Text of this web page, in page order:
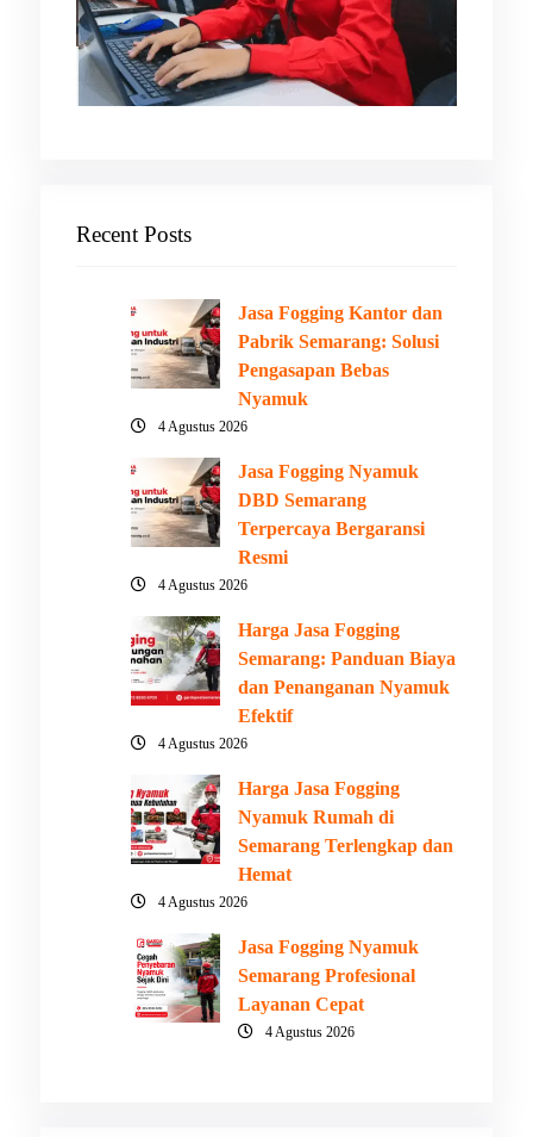
Recent Posts
Jasa Fogging Kantor dan
Pabrik Semarang: Solusi
Pengasapan Bebas
Nyamuk
4 Agustus 2026
Jasa Fogging Nyamuk
DBD Semarang
Terpercaya Bergaransi
Resmi
4 Agustus 2026
Harga Jasa Fogging
Semarang: Panduan Biaya
dan Penanganan Nyamuk
Efektif
4 Agustus 2026
Harga Jasa Fogging
Nyamuk Rumah di
Semarang Terlengkap dan
Hemat
4 Agustus 2026
Jasa Fogging Nyamuk
Semarang Profesional
Layanan Cepat
4 Agustus 2026